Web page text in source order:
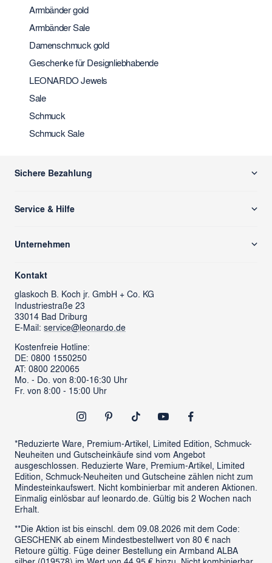
Armbänder gold
Armbänder Sale
Damenschmuck gold
Geschenke für Designliebhabende
LEONARDO Jewels
Sale
Schmuck
Schmuck Sale
Sichere Bezahlung
Unternehmen
Über uns
LEONARDO News
Karriere
Verantwortung
ProSales Gastronomie
LIVING Möbel
Newsletter
Service & Hilfe
Kontaktformular
Ansprechpartner & Presse
LEONARDO Firmengeschenke
FAQs
Händlersuche
Retoure anmelden
Vertrag widerrufen
Kontakt
glaskoch B. Koch jr. GmbH + Co. KG
Industriestraße 23
33014 Bad Driburg
E-Mail: service@leonardo.de
Kostenfreie Hotline:
DE: 0800 1550250
AT: 0800 220065
Mo. - Do. von 8:00-16:30 Uhr
Fr. von 8:00 - 15:00 Uhr
*Reduzierte Ware, Premium-Artikel, Limited Edition, Schmuck-
Neuheiten und Gutscheinkäufe sind vom Angebot
ausgeschlossen. Reduzierte Ware, Premium-Artikel, Limited
Edition, Schmuck-Neuheiten und Gutscheine zählen nicht zum
Mindesteinkaufswert. Nicht kombinierbar mit anderen Aktionen.
Einmalig einlösbar auf leonardo.de. Gültig bis 2 Wochen nach
Erhalt.
**Die Aktion ist bis einschl. dem 09.08.2026 mit dem Code:
GESCHENK ab einem Mindestbestellwert von 80 € nach
Retoure gültig. Füge deiner Bestellung ein Armband ALBA